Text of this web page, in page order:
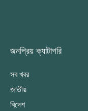
জনপ্রিয় ক্যাটাগরি
সব খবর
জাতীয়
বিদেশ